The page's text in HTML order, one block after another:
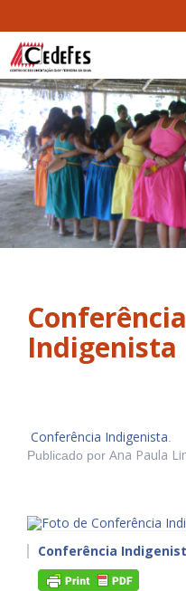
Indigenista
Conferência Indigenista
Publicado por Ana Paula
Conferência